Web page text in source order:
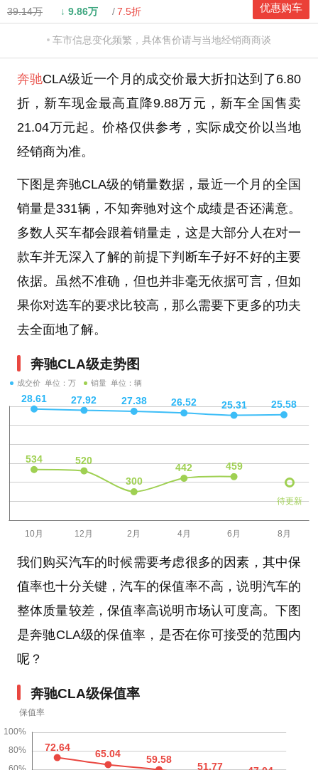
39.14万 ↓ 9.86万 7.5折
优惠购车
车市信息变化频繁，具体售价请与当地经销商商谈
奔驰CLA级近一个月的成交价最大折扣达到了6.80
折，新车现金最高直降9.88万元，新车全国售卖
21.04万元起。价格仅供参考，实际成交价以当地
经销商为准。
下图是奔驰CLA级的销量数据，最近一个月的全国
销量是331辆，不知奔驰对这个成绩是否还满意。
多数人买车都会跟着销量走，这是大部分人在对一
款车并无深入了解的前提下判断车子好不好的主要
依据。虽然不准确，但也并非毫无依据可言，但如
果你对选车的要求比较高，那么需要下更多的功夫
去全面地了解。
奔驰CLA级走势图
成交价 单位：万 销量 单位：辆
待更新
我们购买汽车的时候需要考虑很多的因素，其中保
值率也十分关键，汽车的保值率不高，说明汽车的
整体质量较差，保值率高说明市场认可度高。下图
是奔驰CLA级的保值率，是否在你可接受的范围内
呢？
奔驰CLA级保值率